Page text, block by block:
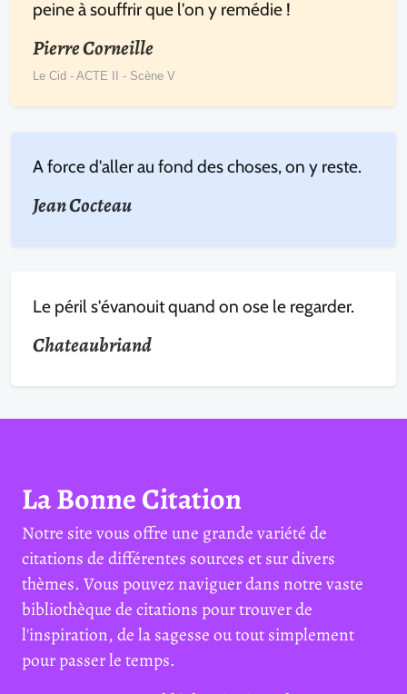
peine à souffrir que l'on y remédie !
Pierre Corneille
Le Cid - ACTE II - Scène V
A force d'aller au fond des choses, on y reste.
Jean Cocteau
Le péril s'évanouit quand on ose le regarder.
Chateaubriand
La Bonne Citation
Notre site vous offre une grande variété de
citations de différentes sources et sur divers
thèmes. Vous pouvez naviguer dans notre vaste
bibliothèque de citations pour trouver de
l'inspiration, de la sagesse ou tout simplement
pour passer le temps.